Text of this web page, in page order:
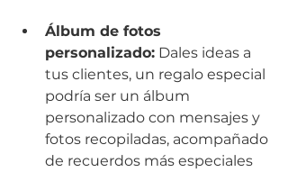
Álbum de fotos
personalizado: Dales ideas a
tus clientes, un regalo especial
podría ser un álbum
personalizado con mensajes y
fotos recopiladas, acompañado
de recuerdos más especiales